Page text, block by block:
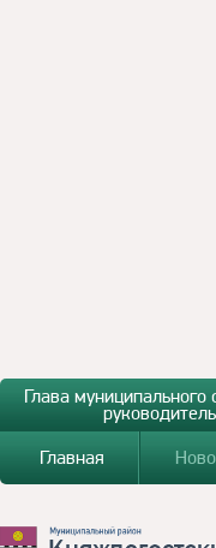
Глава муниципального
Главная